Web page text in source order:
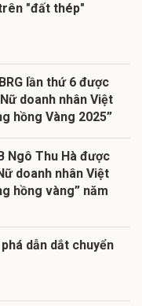
"đất thép"
lần thứ 6 được
doanh nhân Việt
hồng Vàng 2025”
Ngô Thu Hà được
doanh nhân Việt
hồng vàng” năm
dẫn dắt chuyển